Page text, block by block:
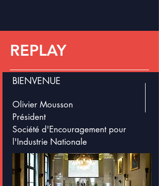
REPLAY
BIENVENUE
Olivier Mousson
Président
Société d'Encouragement pour
l'Industrie Nationale